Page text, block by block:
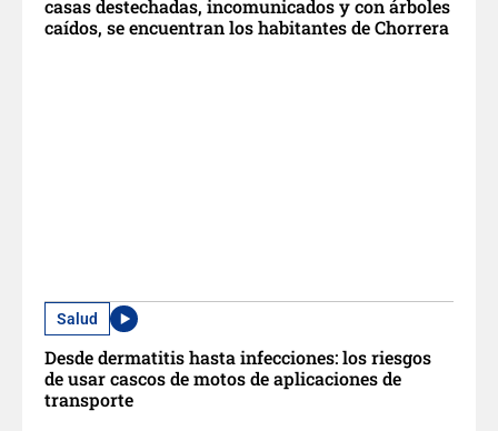
casas destechadas, incomunicados y con árboles
caídos, se encuentran los habitantes de Chorrera
Salud
Desde dermatitis hasta infecciones: los riesgos
de usar cascos de motos de aplicaciones de
transporte